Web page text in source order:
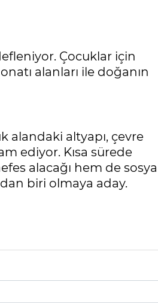
Çocuklar için
alanları ile doğanın
alandaki altyapı, çevre
ediyor. Kısa sürede
alacağı hem de sosyal
biri olmaya aday.